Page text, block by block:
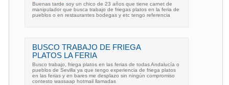
Buenas tarde soy un chico de 23 años que tiene carnet de
manipulador que busca trabajo de friegas platos en la feria de
pueblos o en restaurantes bodegas y etc tengo referencia
BUSCO TRABAJO DE FRIEGA
PLATOS LA FERIA
Busco trabajo, friega platos en las ferias de todas Andalucía o
pueblos de Sevilla ya que tengo experiencia de friega platos
en las ferias y en bares me desplazo sin ningún compromiso
contesto wassaap hotmail llamadas